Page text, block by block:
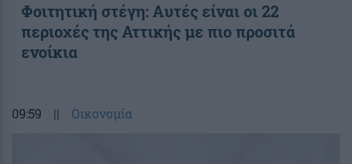
Φοιτητική στέγη: Aυτές είναι οι 22
περιοχές της Αττικής με πιο προσιτά
ενοίκια
09:59 || Οικονομία